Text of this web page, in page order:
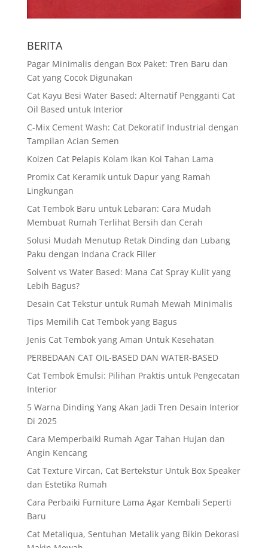
BERITA
Pagar Minimalis dengan Box Paket: Tren Baru dan
Cat yang Cocok Digunakan
Cat Kayu Besi Water Based: Alternatif Pengganti Cat
Oil Based untuk Interior
C-Mix Cement Wash: Cat Dekoratif Industrial dengan
Tampilan Acian Semen
Koizen Cat Pelapis Kolam Ikan Koi Tahan Lama
Promix Cat Keramik untuk Dapur yang Ramah
Lingkungan
Cat Tembok Baru untuk Lebaran: Cara Mudah
Membuat Rumah Terlihat Bersih dan Cerah
Solusi Mudah Menutup Retak Dinding dan Lubang
Paku dengan Indana Crack Filler
Solvent vs Water Based: Mana Cat Spray Kulit yang
Lebih Bagus?
Desain Cat Tekstur untuk Rumah Mewah Minimalis
Tips Memilih Cat Tembok yang Bagus
Jenis Cat Tembok yang Aman Untuk Kesehatan
PERBEDAAN CAT OIL-BASED DAN WATER-BASED
Cat Tembok Emulsi: Pilihan Praktis untuk Pengecatan
Interior
5 Warna Dinding Yang Akan Jadi Tren Desain Interior
Di 2025
Cara Memperbaiki Rumah Agar Tahan Hujan dan
Angin Kencang
Cat Texture Vircan, Cat Bertekstur Untuk Box Speaker
dan Estetika Rumah
Cara Perbaiki Furniture Lama Agar Kembali Seperti
Baru
Cat Metaliqua, Sentuhan Metalik yang Bikin Dekorasi